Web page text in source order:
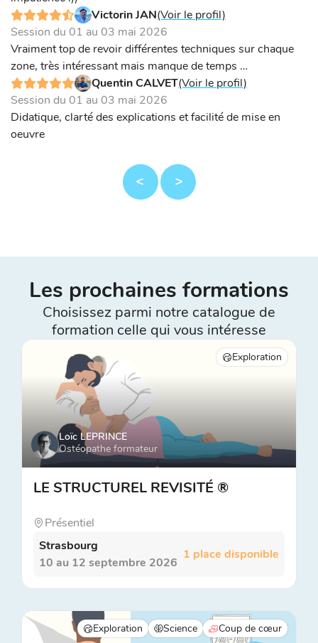
Victorin JAN(Voir le profil)
Session du 01 au 03 mai 2026
Vraiment top de revoir différentes techniques sur chaque
zone, très intéressant mais manque de temps …
Quentin CALVET(Voir le profil)
Session du 01 au 03 mai 2026
Didatique, clarté des explications et facilité de mise en
oeuvre
Les prochaines formations
Choisissez parmi notre catalogue de
formation celle qui vous intéresse
Exploration
Loïc LEPRINCE
Ostéopathe formateur
LE STRUCTUREL REVISITÉ ®
Présentiel
Strasbourg
10 au 12 septembre 2026
1 place disponible
Exploration Science Coup de cœur